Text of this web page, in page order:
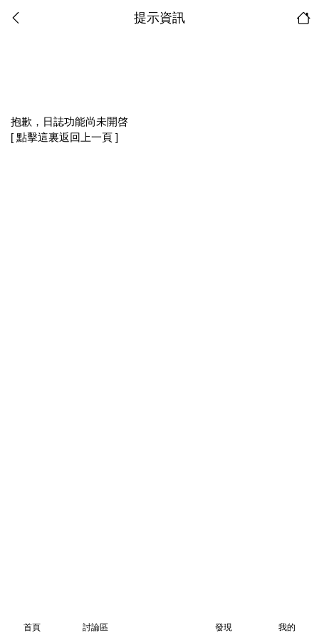
提示資訊
抱歉，日誌功能尚未開啓
[ 點擊這裏返回上一頁 ]
首頁 討論區 發現 我的